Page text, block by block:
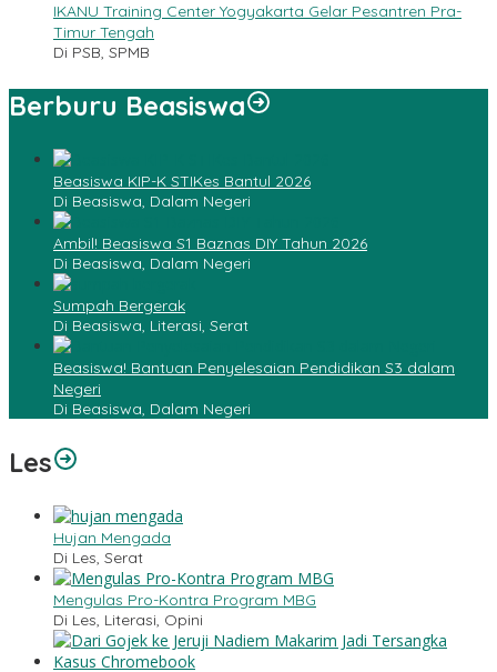
IKANU Training Center Yogyakarta Gelar Pesantren Pra-
Timur Tengah
Di PSB, SPMB
Berburu Beasiswa
Beasiswa KIP-K STIKes Bantul 2026
Di Beasiswa, Dalam Negeri
Ambil! Beasiswa S1 Baznas DIY Tahun 2026
Di Beasiswa, Dalam Negeri
Sumpah Bergerak
Di Beasiswa, Literasi, Serat
Beasiswa! Bantuan Penyelesaian Pendidikan S3 dalam
Negeri
Di Beasiswa, Dalam Negeri
Les
Hujan Mengada
Di Les, Serat
Mengulas Pro-Kontra Program MBG
Di Les, Literasi, Opini